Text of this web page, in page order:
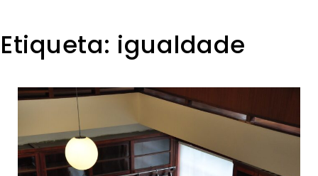
Etiqueta: igualdade